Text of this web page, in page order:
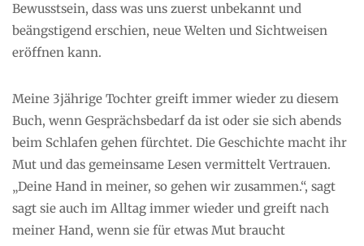
Bewusstsein, dass was uns zuerst unbekannt und
beängstigend erschien, neue Welten und Sichtweisen
eröffnen kann.
Meine 3jährige Tochter greift immer wieder zu diesem
Buch, wenn Gesprächsbedarf da ist oder sie sich abends
beim Schlafen gehen fürchtet. Die Geschichte macht ihr
Mut und das gemeinsame Lesen vermittelt Vertrauen.
„Deine Hand in meiner, so gehen wir zusammen.“, sagt
sagt sie auch im Alltag immer wieder und greift nach
meiner Hand, wenn sie für etwas Mut braucht